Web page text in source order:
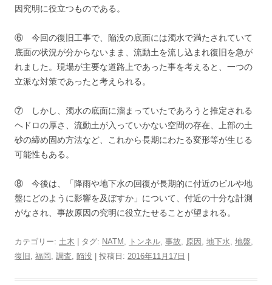
因究明に役立つものである。
⑥ 今回の復旧工事で、陥没の底面には濁水で満たされていて
底面の状況が分からないまま、流動土を流し込まれ復旧を急が
れました。現場が主要な道路上であった事を考えると、一つの
立派な対策であったと考えられる。
⑦ しかし、濁水の底面に溜まっていたであろうと推定される
ヘドロの厚さ、流動土が入っていかない空間の存在、上部の土
砂の締め固め方法など、これから長期にわたる変形等が生じる
可能性もある。
⑧ 今後は、「降雨や地下水の回復が長期的に付近のビルや地
盤にどのように影響を及ぼすか」について、付近の十分な計測
がなされ、事故原因の究明に役立たせることが望まれる。
カテゴリー: 土木 | タグ: NATM , トンネル, 事故, 原因 , 地下水, 地盤,
復旧 , 福岡 , 調査, 陥没 | 投稿日: 2016年11月17日